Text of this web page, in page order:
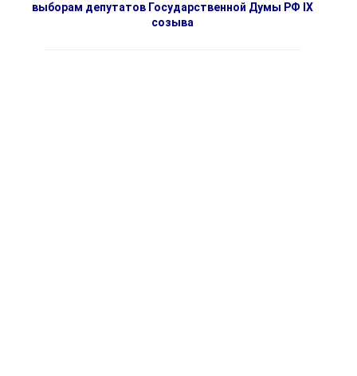
выборам депутатов Государственной Думы РФ IX
созыва